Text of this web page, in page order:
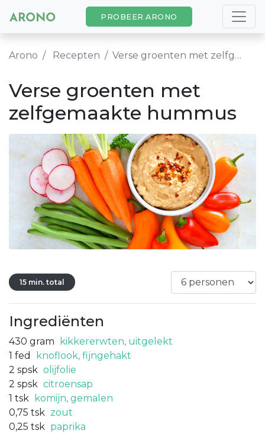
PROBEER ARONO
Arono Recepten Verse groenten met zelfgemaakte hummus
Verse groenten met
zelfgemaakte hummus
15 min. total
Ingrediënten
430 gram
kikkererwten, uitgelekt
1 fed
knoflook, fijngehakt
2 spsk olijfolie
2 spsk citroensap
1 tsk
komijn, gemalen
0,75 tsk zout
0,25 tsk paprika